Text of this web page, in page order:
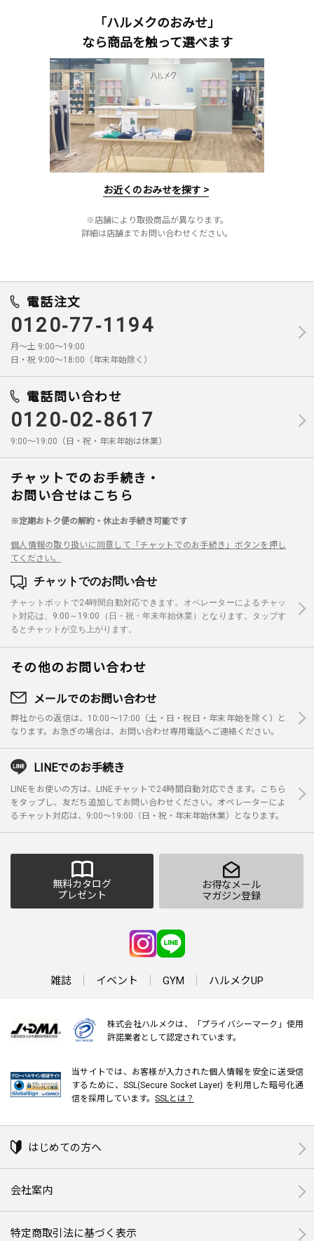
「ハルメクのおみせ」
なら商品を触って選べます
お近くのおみせを探す >
※店舗により取扱商品が異なります。
詳細は店舗までお問い合わせください。
電話注文
0120-77-1194
月～土 9:00～19:00
日・祝 9:00～18:00（年末年始除く）
電話問い合わせ
0120-02-8617
9:00～19:00（日・祝・年末年始は休業）
チャットでのお手続き・
お問い合せはこちら
※定期おトク便の解約・休止お手続き可能です
個人情報の取り扱いに同意して「チャットでのお手続き」ボタンを押し
てください。
チャットでのお問い合せ
チャットボットで24時間自動対応できます。オペレーターによるチャッ
ト対応は、9:00～19:00（日・祝・年末年始休業）となります。タップす
るとチャットが立ち上がります。
その他のお問い合わせ
メールでのお問い合わせ
弊社からの返信は、10:00～17:00（土・日・祝日・年末年始を除く）と
なります。お急ぎの場合は、お問い合わせ専用電話へご連絡ください。
LINEでのお手続き
LINEをお使いの方は、LINEチャットで24時間自動対応できます。こちら
をタップし、友だち追加してお問い合わせください。オペレーターによ
るチャット対応は、9:00～19:00（日・祝・年末年始休業）となります。
無料カタログ
プレゼント
お得なメール
マガジン登録
雑誌 イベント GYM ハルメクUP
株式会社ハルメクは、「プライバシーマーク」使用
許諾業者として認定されています。
当サイトでは、お客様が入力された個人情報を安全に送受信
するために、SSL(Secure Socket Layer) を利用した暗号化通
信を採用しています。 SSLとは？
はじめての方へ
会社案内
特定商取引法に基づく表示